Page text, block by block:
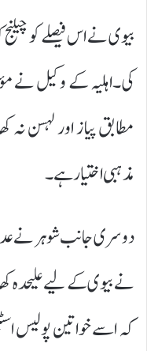
بیوی نے اس فیصلے کو
کی۔اہلیہ کے وکیل نے
مطابق پیاز اور لہسن نہ
مذہبی اختیار ہے۔
دوسری جانب شوہر نے
نے بیوی کے لیے علیحدہ
کہ اسے خواتین پولیس